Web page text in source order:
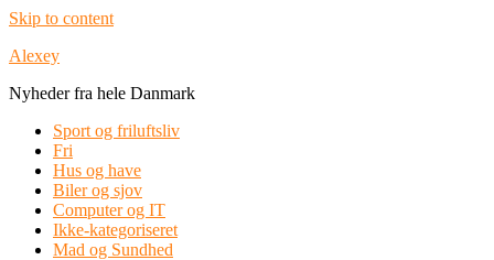
Skip to content
Alexey
Nyheder fra hele Danmark
Sport og friluftsliv
Fri
Hus og have
Biler og sjov
Computer og IT
Ikke-kategoriseret
Mad og Sundhed